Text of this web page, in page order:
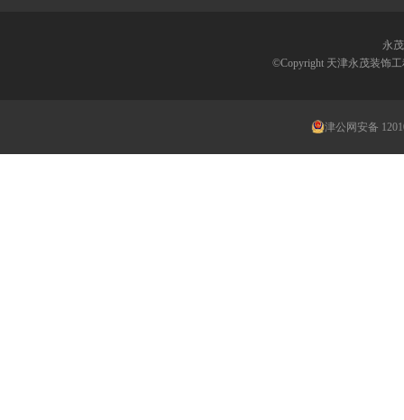
永
©Copyright 天津永茂装饰
津公网安备